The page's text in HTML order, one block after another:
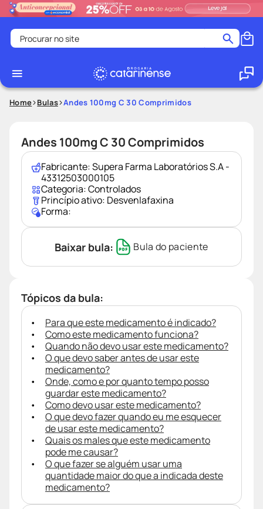
Procurar no site
1
2º
medley
4º
shampoo
5º
tadalafila
ozivy
lenço umedecido
protetor solar
9º
desodorante
fralda pampers
Home Bulas Andes 100mg C 30 Comprimidos
Andes 100mg C 30 Comprimidos
Fabricante:Supera Farma Laboratórios S.A -
43312503000105
Categoria:Controlados
Princípio ativo: Desvenlafaxina
Forma:
Baixar bula: Bula do paciente
Tópicos da bula:
Para que este medicamento é indicado?
Como este medicamento funciona?
Quando não devo usar este medicamento?
O que devo saber antes de usar este
medicamento?
Onde, como e por quanto tempo posso
guardar este medicamento?
Como devo usar este medicamento?
O que devo fazer quando eu me esquecer
de usar este medicamento?
Quais os males que este medicamento
pode me causar?
O que fazer se alguém usar uma
quantidade maior do que a indicada deste
medicamento?